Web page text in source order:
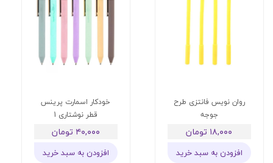
روان نویس فانتزی طرح
جوجه
۱۸,۰۰۰ تومان
افزودن به سبد خرید
خودکار اسمارت پرینس
قطر نوشتاری 1
۴۰,۰۰۰ تومان
افزودن به سبد خرید